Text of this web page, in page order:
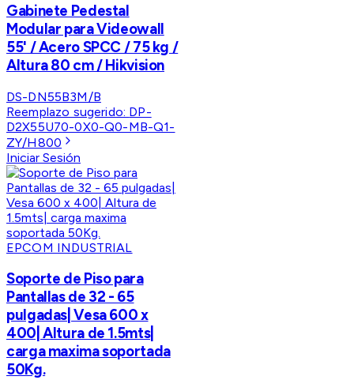
Gabinete Pedestal
Modular para Videowall
55' / Acero SPCC / 75 kg /
Altura 80 cm / Hikvision
DS-DN55B3M/B
Reemplazo sugerido: DP-
D2X55U70-0X0-Q0-MB-Q1-
ZY/H800
Iniciar Sesión
EPCOM INDUSTRIAL
Soporte de Piso para
Pantallas de 32 - 65
pulgadas| Vesa 600 x
400| Altura de 1.5mts|
carga maxima soportada
50Kg.